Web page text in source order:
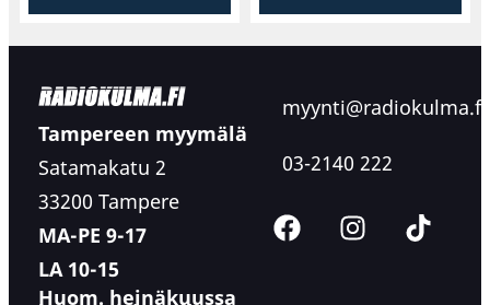
Tampereen myymälä
Satamakatu 2
33200 Tampere
MA-PE 9-17
LA 10-15
Huom. heinäkuussa
myynti@radiokulma.fi
03-2140 222